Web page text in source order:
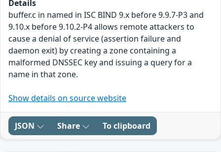
Details
buffer.c in named in ISC BIND 9.x before 9.9.7-P3 and
9.10.x before 9.10.2-P4 allows remote attackers to
cause a denial of service (assertion failure and
daemon exit) by creating a zone containing a
malformed DNSSEC key and issuing a query for a
name in that zone.
Show details on source website
JSON Share To clipboard